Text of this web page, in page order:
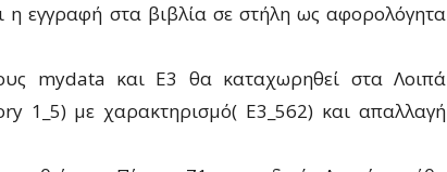
η εγγραφή στα βιβλία σε στήλη ως αφορολόγητα
mydata και Ε3 θα καταχωρηθεί στα Λοιπά
1_5) με χαρακτηρισμό( Ε3_562) και απαλλαγή